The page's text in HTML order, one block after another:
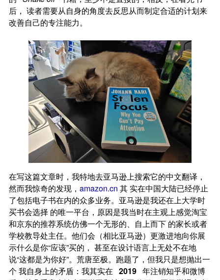
后， 读者需要从自身的角度去反思从而制定合适的计划来
改善自己的专注能力。
在写这篇文章时，我特地去亚马逊上搜索它的中文翻译，
然而我惊奇的发现， amazon.cn 其 实在中国大陆已经停止
了包括电子书在内的众多业务。亚马逊是我还在上大学时
买书会选择 的唯一平台，原因是我当时在主观上感觉淘宝
和京东的推荐系统仿佛一个无形的、自上而下 的家长或者
学校教导处主任。他们会（相比亚马逊）更激进地向你展
示什么是你“应该”买的， 甚至在设计语言上无处不在地
说“这都是为你好”。荒唐至极。跑题了，但我只是想抛出一
个 我自身上的矛盾：我其实在 2019 年注销知乎和微博